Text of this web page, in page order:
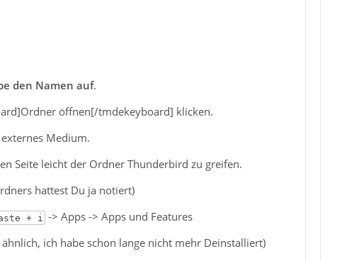
den Namen auf.
öffnen[/tmdekeyboard] klicken.
Medium.
Seite leicht der Ordner Thunderbird zu greifen.
hattest Du ja notiert)
+ i
-> Apps -> Apps und Features
ich habe schon lange nicht mehr Deinstalliert)